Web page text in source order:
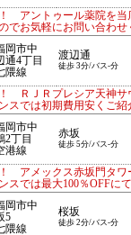
アントゥール薬院を当
でお気軽にお問い合わせ
岡市中
通4丁目
隈線
渡辺通
徒歩 3分/バス-分
ＲＪＲプレシア天神サ
スでは初期費用安くご紹
岡市中
2丁目
港線
赤坂
徒歩 5分/バス-分
アメックス赤坂門タワ
スでは最大100％OFFに
岡市中
5
隈線
桜坂
徒歩 2分/バス-分